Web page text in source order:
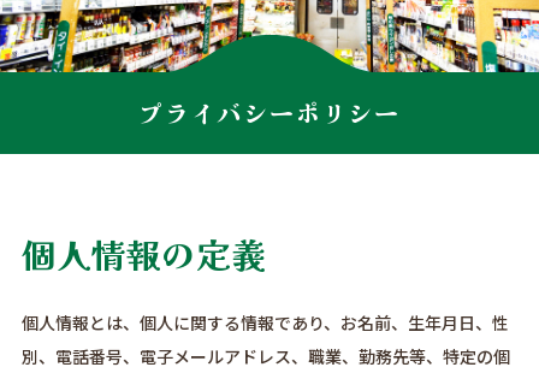
プライバシーポリシー
個人情報の定義
個人情報とは、個人に関する情報であり、お名前、生年月日、性
別、電話番号、電子メールアドレス、職業、勤務先等、特定の個